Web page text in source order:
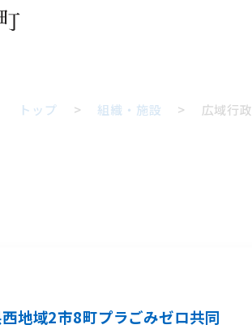
トップ > 組織・施設 > 広域行政
地域2市8町プラごみゼロ共同